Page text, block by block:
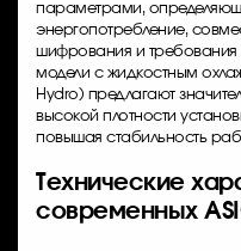
параметрами,
энергопотребление,
шифрования и требования
модели с жидкостным
Hydro) предлагают
высокой плотности
повышая стабильность
Технические
современных